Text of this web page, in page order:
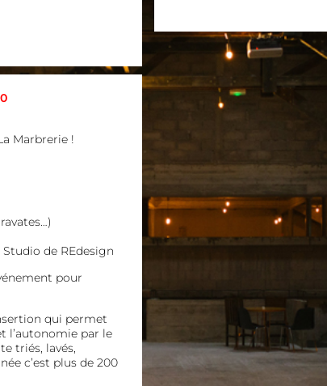
Marbrerie !
de REdesign
pour
qui permet
l’autonomie par le
triés, lavés,
c’est plus de 200